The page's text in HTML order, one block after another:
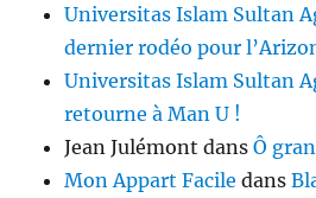
Universitas Islam Sultan
dernier rodéo pour
Universitas Islam Sultan
retourne à Man U !
Jean Julémont dansÔ
Mon Appart Facile dans